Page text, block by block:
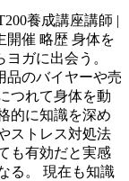
養成講座講師 |
開催 略歴 身体を
ガに出会う。
品のバイヤーや売
つれて身体を動
的に知識を深め
ストレス対処法
も有効だと実感
る。 現在も知識